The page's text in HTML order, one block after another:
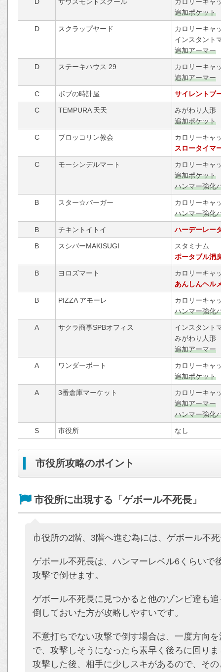
追加ポケット
D スクラップヤード
カロリーキャ
インスタント
追加アーマー
D ステーキハウス 29
カロリーキャ
追加アーマー
C ボブの時計屋 サイレントブ
C TEMPURA 天天
みがわり人形
追加ポケット
C ブロッコリン教会
カロリーキャ
スロータイマ
C モーシンデルマート
カロリーキャ
追加ポケット
ハンマー強化
B スター☆バーガー
カロリーキャ
ハンマー強化
B チキントイトイ ハーデーレー
B スシバーMAKISUGI
スタミナム
ポータブル消
B ヨロズマート
カロリーキャ
あんしんヘル
B PIZZA アモーレ
カロリーキャ
ハンマー強化
A サクラ商事SPBオフィス
インスタント
みがわり人形
追加アーマー
A ワンダーボート
カロリーキャ
追加ポケット
A 3番倉庫マーケット
カロリーキャ
追加アーマー
ハンマー強化
S 市役所 なし
市役所攻略のポイント
市役所に出現する「ゲボール不死長」
市役所の2階、3階へ進む為には、ゲボール不
ゲボール不死長は、ハンマーレベル6くらいで
攻撃で倒せます。
ゲボール不死長に見つかると他のゾンビ逹も
倒しておいた方が攻略しやすいです。
不意打ちでない攻撃で倒す場合は、一度方向
で、攻撃しそうになったら素早く後ろに回り
攻撃した後、相手に少しスキがあるので、そ